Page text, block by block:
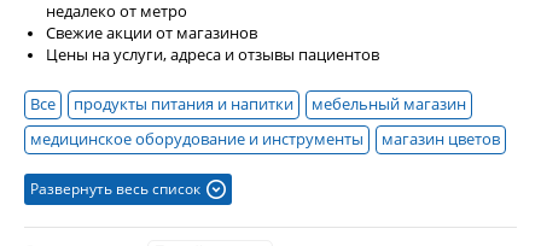
недалеко от метро
Свежие акции от магазинов
Цены на услуги, адреса и отзывы пациентов
Все продукты питания и напитки
мебельный магазин
медицинское оборудование и инструменты
магазин цветов
детские игрушки
супермаркет
доставка продуктов
мягкие игрушки
Развернуть весь список